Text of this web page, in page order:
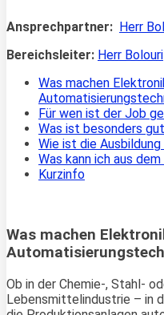
Ansprechpartner: Herr
Bereichsleiter: Herr Bolouri
Was machen
Für wen ist der Job
Was ist besonders
Wie ist die
Was kann ich aus
Kurzinfo
Was machen
Ob in der Chemie-, Stahl-
Lebensmittelindustrie – in